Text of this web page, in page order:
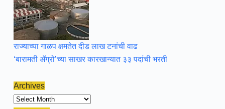
राज्याच्या गाळप क्षमतेत दीड लाख टनांची वाढ
‘बारामती ॲग्रो’च्या साखर कारखान्यात ३३ पदांची भरती
Archives
Archives